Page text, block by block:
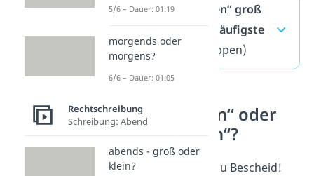
„Bescheid geben“ groß
oder klein? — häufigste
Fragen(ausklappen)
„Recht haben“ oder
„recht haben“?
Prima, jetzt weißt du Bescheid!
5/6 – Dauer: 01:19
morgends oder
morgens?
6/6 – Dauer: 01:05
Rechtschreibung
Schreibung: Abend
abends - groß oder
klein?